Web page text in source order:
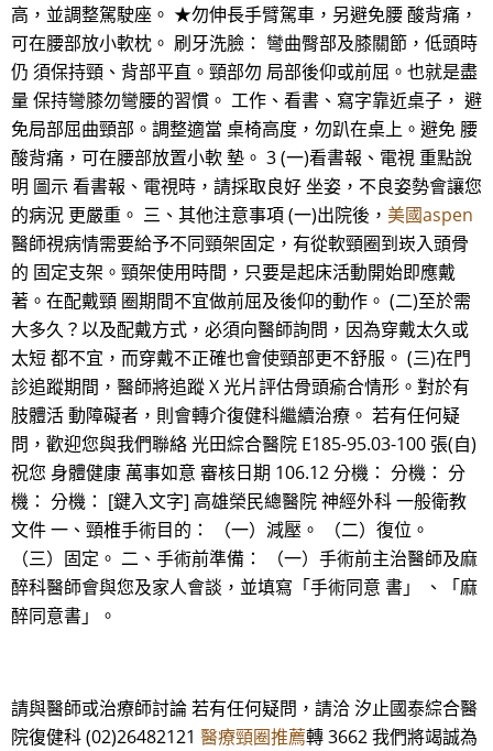
高，並調整駕駛座。 ★勿伸長手臂駕車，另避免腰 酸背痛，
可在腰部放小軟枕。 刷牙洗臉： 彎曲臀部及膝關節，低頭時
仍 須保持頸、背部平直。頸部勿 局部後仰或前屈。也就是盡
量 保持彎膝勿彎腰的習慣。 工作、看書、寫字靠近桌子， 避
免局部屈曲頸部。調整適當 桌椅高度，勿趴在桌上。避免 腰
酸背痛，可在腰部放置小軟 墊。 3 (一)看書報、電視 重點說
明 圖示 看書報、電視時，請採取良好 坐姿，不良姿勢會讓您
的病況 更嚴重。 三、其他注意事項 (一)出院後， 美國aspen
醫師視病情需要給予不同頸架固定，有從軟頸圈到崁入頭骨
的 固定支架。頸架使用時間，只要是起床活動開始即應戴
著。在配戴頸 圈期間不宜做前屈及後仰的動作。 (二)至於需
大多久？以及配戴方式，必須向醫師詢問，因為穿戴太久或
太短 都不宜，而穿戴不正確也會使頸部更不舒服。 (三)在門
診追蹤期間，醫師將追蹤 X 光片評估骨頭瘉合情形。對於有
肢體活 動障礙者，則會轉介復健科繼續治療。 若有任何疑
問，歡迎您與我們聯絡 光田綜合醫院 E185-95.03-100 張(自)
祝您 身體健康 萬事如意 審核日期 106.12 分機： 分機： 分
機： 分機： [鍵入文字] 高雄榮民總醫院 神經外科 一般衛教
文件 一、頸椎手術目的： （一）減壓。 （二）復位。
（三）固定。 二、手術前準備： （一）手術前主治醫師及麻
醉科醫師會與您及家人會談，並填寫「手術同意 書」 、「麻
醉同意書」。
請與醫師或治療師討論 若有任何疑問，請洽 汐止國泰綜合醫
院復健科 (02)26482121 醫療頸圈推薦轉 3662 我們將竭誠為